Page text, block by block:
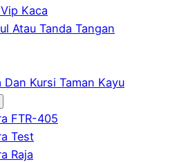
Kaca
Atau Tanda Tangan
Dan Kursi Taman Kayu
FTR-405
Test
Raja